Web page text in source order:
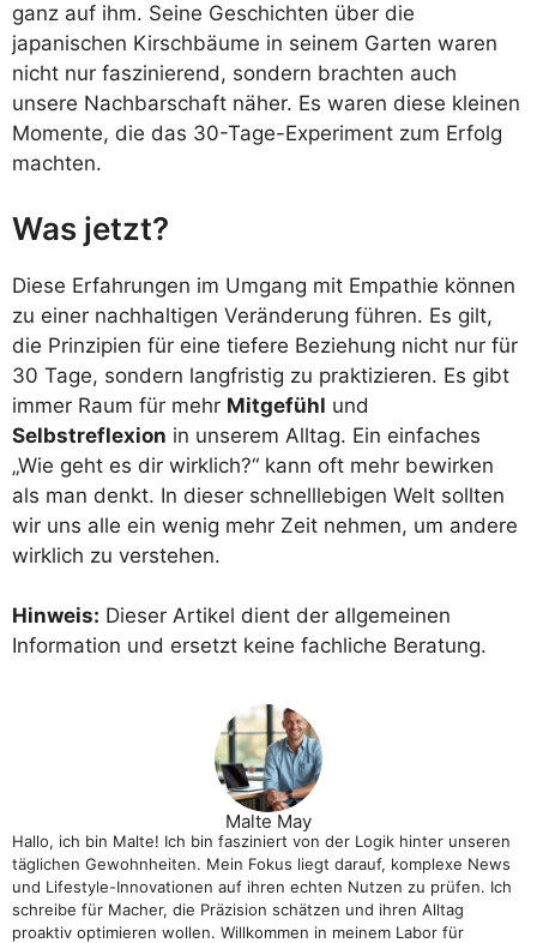
ganz auf ihm. Seine Geschichten über die
japanischen Kirschbäume in seinem Garten waren
nicht nur faszinierend, sondern brachten auch
unsere Nachbarschaft näher. Es waren diese kleinen
Momente, die das 30-Tage-Experiment zum Erfolg
machten.
Was jetzt?
Diese Erfahrungen im Umgang mit Empathie können
zu einer nachhaltigen Veränderung führen. Es gilt,
die Prinzipien für eine tiefere Beziehung nicht nur für
30 Tage, sondern langfristig zu praktizieren. Es gibt
immer Raum für mehr Mitgefühl und
Selbstreflexion in unserem Alltag. Ein einfaches
„Wie geht es dir wirklich?“ kann oft mehr bewirken
als man denkt. In dieser schnelllebigen Welt sollten
wir uns alle ein wenig mehr Zeit nehmen, um andere
wirklich zu verstehen.
Hinweis: Dieser Artikel dient der allgemeinen
Information und ersetzt keine fachliche Beratung.
Malte May
Hallo, ich bin Malte! Ich bin fasziniert von der Logik hinter unseren
täglichen Gewohnheiten. Mein Fokus liegt darauf, komplexe News
und Lifestyle-Innovationen auf ihren echten Nutzen zu prüfen. Ich
schreibe für Macher, die Präzision schätzen und ihren Alltag
proaktiv optimieren wollen. Willkommen in meinem Labor für